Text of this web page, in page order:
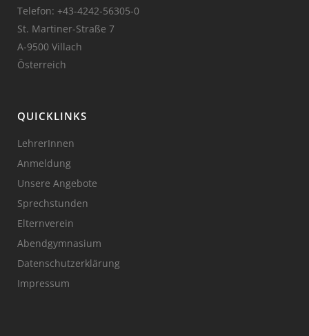
Telefon: +43-4242-56305-0
St. Martiner-Straße 7
A-9500 Villach
Österreich
QUICKLINKS
LehrerInnen
Anmeldung
Unsere Angebote
Sprechstunden
Elternverein
Abendgymnasium
Datenschutzerklärung
Impressum